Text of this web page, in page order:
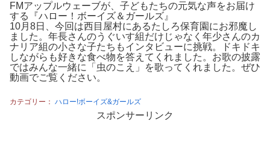
FMアップルウェーブが、子どもたちの元気な声をお届け
する『ハロー！ボーイズ＆ガールズ』
10月8日、今回は西目屋村にあるたしろ保育園にお邪魔し
ました。年長さんのうぐいす組だけじゃなく年少さんのカ
ナリア組の小さな子たちもインタビューに挑戦。ドキドキ
しながらも好きな食べ物を答えてくれました。お歌の披露
ではみんな一緒に「虫のこえ」を歌ってくれました。ぜひ
動画でご覧ください。
カテゴリー： ハロー!ボーイズ&ガールズ
スポンサーリンク